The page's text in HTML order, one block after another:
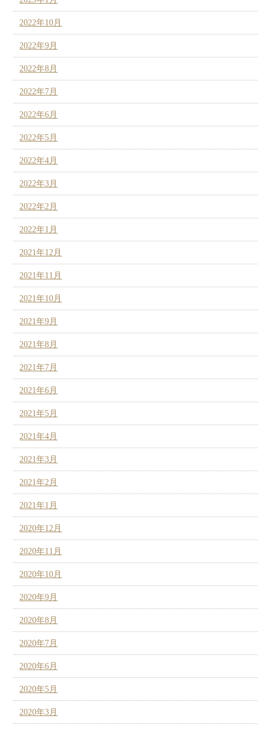
2022年10月
2022年9月
2022年8月
2022年7月
2022年6月
2022年5月
2022年4月
2022年3月
2022年2月
2022年1月
2021年12月
2021年11月
2021年10月
2021年9月
2021年8月
2021年7月
2021年6月
2021年5月
2021年4月
2021年3月
2021年2月
2021年1月
2020年12月
2020年11月
2020年10月
2020年9月
2020年8月
2020年7月
2020年6月
2020年5月
2020年3月